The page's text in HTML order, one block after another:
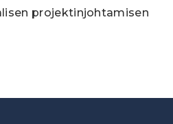
projektinjohtamisen